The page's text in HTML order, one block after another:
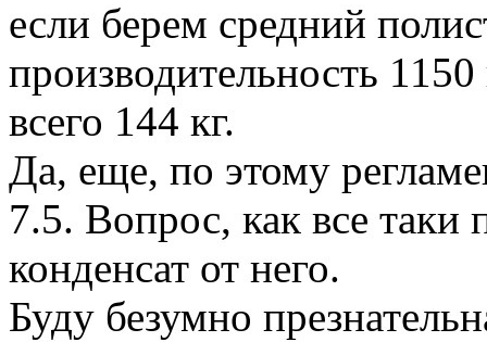
если берем средний
производительность
всего 144 кг.
Да, еще, по этому
7.5. Вопрос, как все таки
конденсат от него.
Буду безумно